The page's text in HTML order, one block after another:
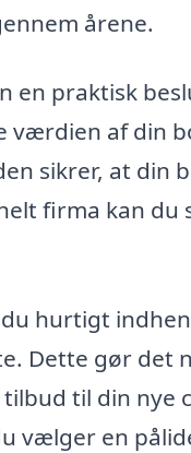
årene.
en praktisk
værdien af din
sikrer, at din
firma kan du
hurtigt
Dette gør det
til din nye
vælger en